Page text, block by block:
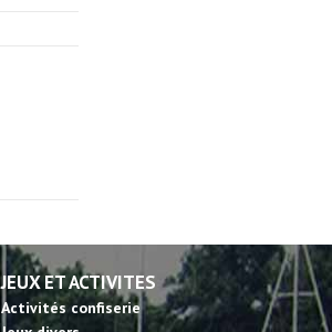
JEUX ET ACTIVITES
Activités confiserie